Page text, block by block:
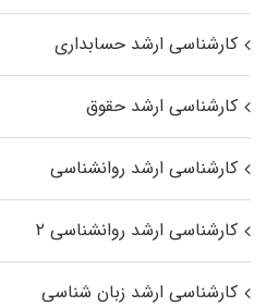
کارشناسی ارشد حسابداری
کارشناسی ارشد حقوق
کارشناسی ارشد روانشناسی
کارشناسی ارشد روانشناسی ۲
کارشناسی ارشد زبان شناسی